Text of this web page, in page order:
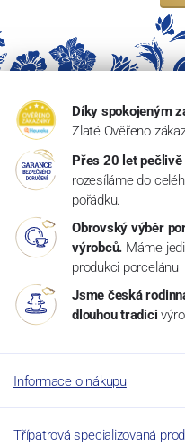
Díky spokojeným
Zlaté Ověřeno
Přes 20 let
rozesíláme do
pořádku.
Obrovský výběr
výrobců. Máme
produkci porcelánu
Jsme česká
dlouhou tradici
Informace o nákupu
Třípatrová specializovaná